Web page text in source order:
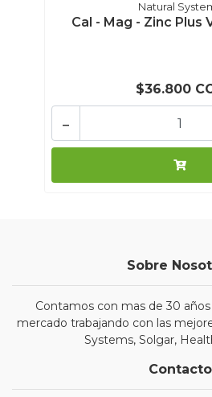
Natural
Cal - Mag - Zinc Plus
$36.800
-
Sobre
Contamos con mas de 30
mercado trabajando con las
Systems, Solgar,
Contacto